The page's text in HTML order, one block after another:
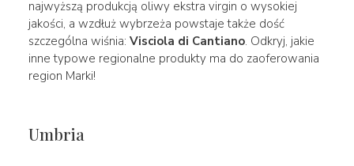
najwyższą produkcją oliwy ekstra virgin o wysokiej
jakości, a wzdłuż wybrzeża powstaje także dość
szczególna wiśnia: Visciola di Cantiano. Odkryj, jakie
inne typowe regionalne produkty ma do zaoferowania
region Marki!
Umbria